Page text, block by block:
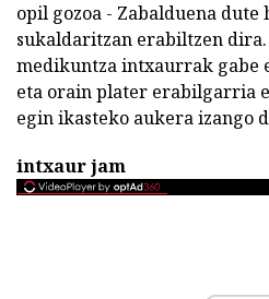
opil gozoa - Zabalduena
sukaldaritzan erabiltzen
medikuntza intxaurrak gabe
eta orain plater erabilgarria
egin ikasteko aukera izango
intxaur jam